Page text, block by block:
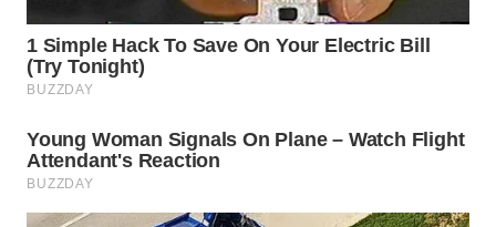
WN
DEPOK
WN
TAPANULI
UTARA